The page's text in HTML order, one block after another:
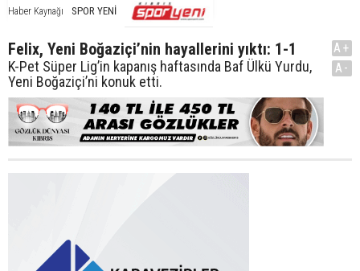
Haber Kaynağı SPOR YENİ
Felix, Yeni Boğaziçi’nin hayallerini yıktı: 1-1
K-Pet Süper Lig’in kapanış haftasında Baf Ülkü Yurdu,
Yeni Boğaziçi’ni konuk etti.
A+
A-